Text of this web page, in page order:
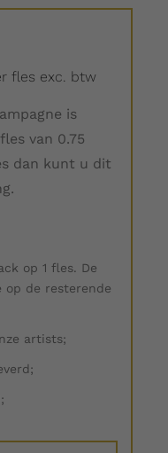
fles exc. btw
is
van 0.75
dan kunt u dit
op 1 fles. De
op de resterende
artists;